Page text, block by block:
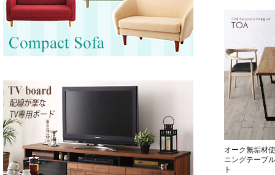
オーク無垢材
ニングテーブ
ト